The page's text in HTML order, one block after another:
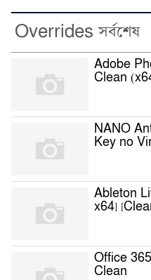
Overrides সর্বশেষ
Adobe
Clean
NANO
Key no
Ableton
x64]
Office
Clean